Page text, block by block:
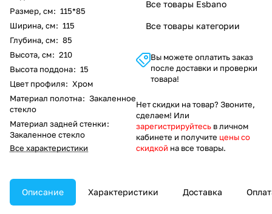
Размер, см: 115*85
Ширина, см: 115
Глубина, см: 85
Высота, см: 210
Высота поддона: 15
Цвет профиля: Хром
Материал полотна: Закаленное
стекло
Материал задней стенки:
Закаленное стекло
Все характеристики
Все товары Esbano
Все товары категории
Вы можете оплатить заказ
после доставки и проверки
товара!
Нет скидки на товар? Звоните,
сделаем! Или
зарегистрируйтесь в личном
кабинете и получите цены со
скидкой на все товары.
Описание Характеристики Доставка